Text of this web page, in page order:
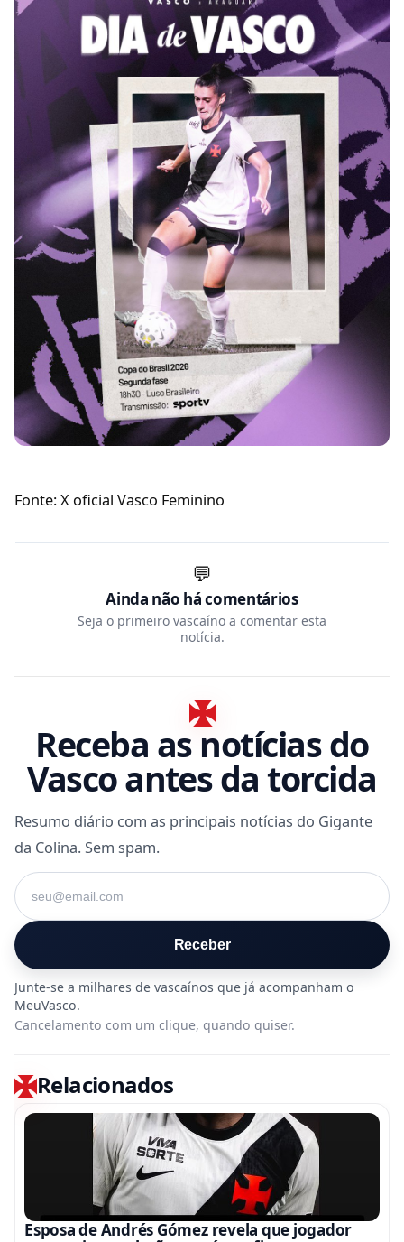
Fonte: X oficial Vasco Feminino
💬
Ainda não há comentários
Seja o primeiro vascaíno a comentar esta
notícia.
Receba as notícias do
Vasco antes da torcida
Resumo diário com as principais notícias do Gigante
da Colina. Sem spam.
Seu e-mail
Receber
Cancelamento com um clique, quando quiser.
Relacionados
Esposa de Andrés Gómez revela que jogador